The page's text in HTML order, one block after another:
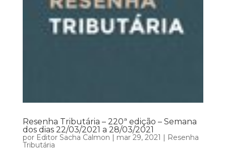
Resenha Tributária – 220ª edição – Semana
dos dias 22/03/2021 a 28/03/2021
por Editor Sacha Calmon | mar 29, 2021 | Resenha
Tributária